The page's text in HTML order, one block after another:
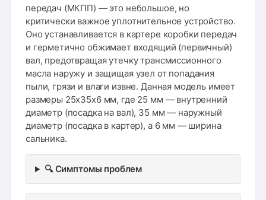
передач (МКПП) — это небольшое, но
критически важное уплотнительное устройство.
Оно устанавливается в картере коробки передач
и герметично обжимает входящий (первичный)
вал, предотвращая утечку трансмиссионного
масла наружу и защищая узел от попадания
пыли, грязи и влаги извне. Данная модель имеет
размеры 25x35x6 мм, где 25 мм — внутренний
диаметр (посадка на вал), 35 мм — наружный
диаметр (посадка в картер), а 6 мм — ширина
сальника.
🔍 Симптомы проблем